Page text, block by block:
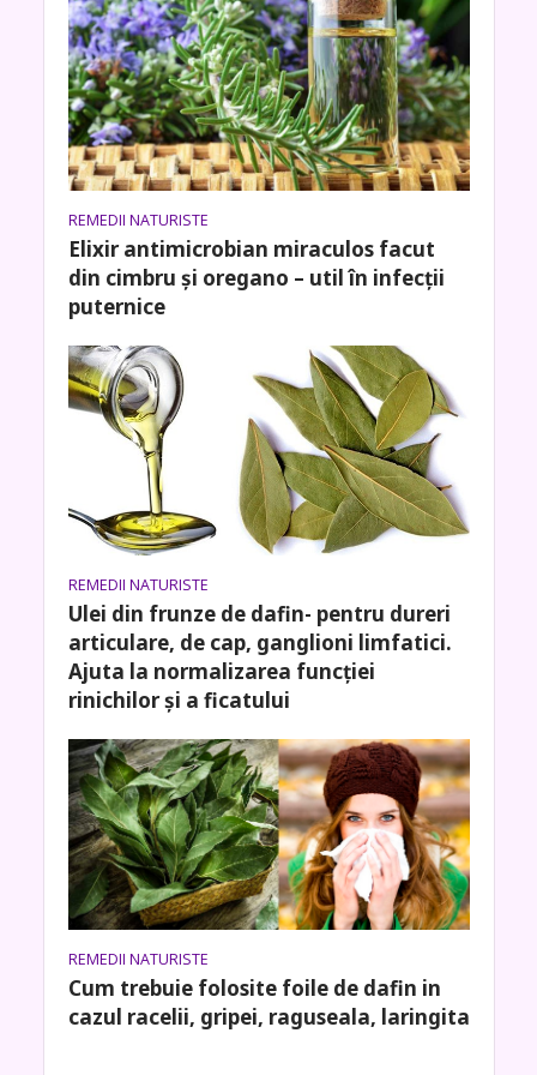
REMEDII NATURISTE
Elixir antimicrobian miraculos facut
din cimbru și oregano – util în infecții
puternice
REMEDII NATURISTE
Ulei din frunze de dafin- pentru dureri
articulare, de cap, ganglioni limfatici.
Ajuta la normalizarea funcției
rinichilor și a ficatului
REMEDII NATURISTE
Cum trebuie folosite foile de dafin in
cazul racelii, gripei, raguseala, laringita